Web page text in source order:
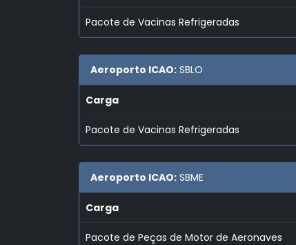
Pacote de Vacinas Refrigeradas
Aeroporto ICAO: SBLO
Carga
Pacote de Vacinas Refrigeradas
Aeroporto ICAO: SBME
Carga
Pacote de Peças de Motor de Aeronaves